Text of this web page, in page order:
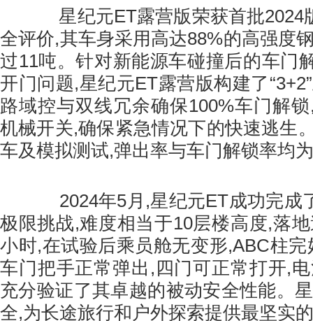
星纪元ET露营版荣获首批2024
全评价,其车身采用高达88%的高强度
过11吨。针对新能源车碰撞后的车门
开门问题,星纪元ET露营版构建了
路域控与双线冗余确保100%车门解
机械开关,确保紧急情况下的快速逃生
车及模拟测试,弹出率与车门解锁率均
2024年5月,星纪元ET成功完成
极限挑战,难度相当于10层楼高度,落
小时,在试验后乘员舱无变形,ABC柱
车门把手正常弹出,四门可正常打开,
充分验证了其卓越的被动安全性能。
全,为长途旅行和户外探索提供最坚实